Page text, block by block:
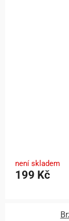
není skladem
199 Kč